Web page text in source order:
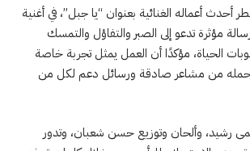
أعماله الغنائية بعنوان “يا جبل”، في أغنية
مؤثرة تدعو إلى الصبر والتفاؤل والتمسك
الحياة، مؤكدًا أن العمل يمثل تجربة خاصة
يحمله من مشاعر صادقة ورسائل دعم لكل من
رشيد، وألحان وتوزيع حسن شعبان، وتدور